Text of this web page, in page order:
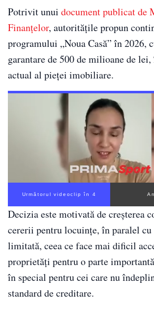
Potrivit unui document publicat de
Finanțelor, autoritățile propun
programului „Noua Casă” în 2026,
garantare de 500 de milioane de
actual al pieței imobiliare.
Următorul videoclip în 3
Decizia este motivată de creșterea
cererii pentru locuințe, în paralel cu
limitată, ceea ce face mai dificil
proprietăți pentru o parte
în special pentru cei care nu
standard de creditare.